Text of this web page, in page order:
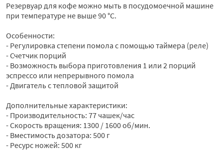
Резервуар для кофе можно мыть в посудомоечной машине
при температуре не выше 90 °С.
Особенности:
- Регулировка степени помола с помощью таймера (реле)
- Счетчик порций
- Возможность выбора приготовления 1 или 2 порций
эспрессо или непрерывного помола
- Двигатель с тепловой защитой
Дополнительные характеристики:
- Производительность: 77 чашек/час
- Скорость вращения: 1300 / 1600 об/мин.
- Вместимость дозатора: 500 г
- Ресурс ножей: 500 кг